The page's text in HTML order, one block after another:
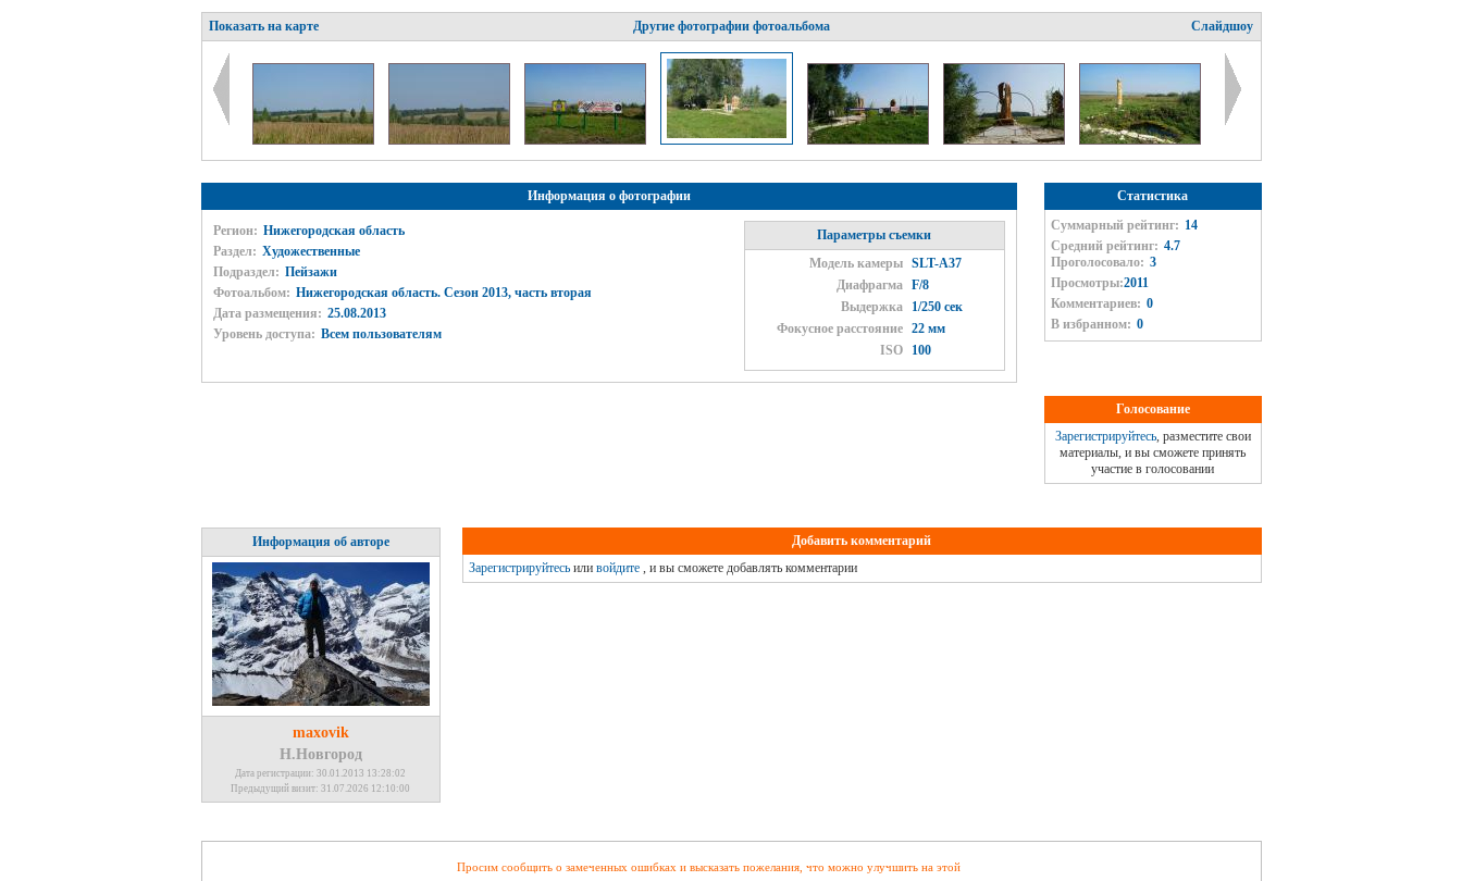
Показать на карте Другие фотографии фотоальбома Слайдшоу
Информация о фотографии
Регион: Нижегородская область
Раздел: Художественные
Подраздел: Пейзажи
Фотоальбом: Нижегородская область. Сезон 2013, часть вторая
Дата размещения: 25.08.2013
Уровень доступа: Всем пользователям
Параметры съемки
Модель камеры
SLT-A37
Диафрагма
F/8
Выдержка
1/250 сек
Фокусное расстояние
22 мм
ISO
100
Статистика
Суммарный рейтинг: 14
Средний рейтинг: 4.7
Проголосовало: 3
Просмотры:2011
Комментариев: 0
В избранном: 0
Голосование
Зарегистрируйтесь, разместите свои
материалы, и вы сможете принять
участие в голосовании
Информация об авторе
maxovik
Н.Новгород
Дата регистрации: 30.01.2013 13:28:02
Предыдущий визит: 31.07.2026 12:10:00
Добавить комментарий
Зарегистрируйтесьили войдите, и вы сможете добавлять комментарии
Просим сообщить о замеченных ошибках и высказать пожелания, что можно улучшить на этой